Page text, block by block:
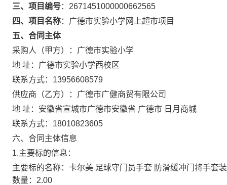
三、项目编号： 2671451000000662565
四、项目名称： 广德市实验小学网上超市项目
五、合同主体
采购人（甲方）： 广德市实验小学
地 址： 广德市实验小学西校区
联系方式： 13956608579
供应商（乙方）： 广德市广健商贸有限公司
地 址： 安徽省宣城市广德市安徽省 广德市 日月商城
联系方式： 18010823605
六、合同主体信息
1.主要标的信息：
主要标的名称： 卡尔美 足球守门员手套 防滑缓冲门将手套
数量： 2.00